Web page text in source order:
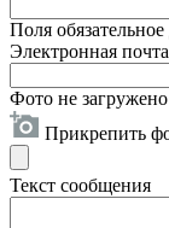
Поля
Электронная почта
Фото не загружено
Прикрепить
Текст сообщения